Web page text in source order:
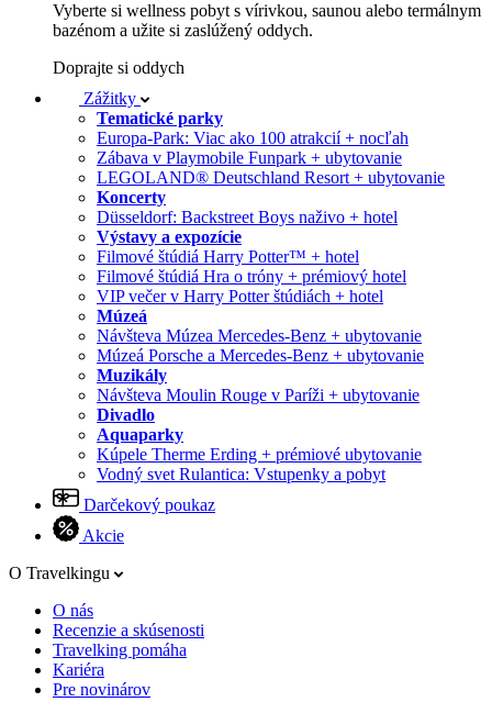
Vyberte si wellness pobyt s vírivkou, saunou alebo termálnym
bazénom a užite si zaslúžený oddych.
Doprajte si oddych
Zážitky
Tematické parky
Europa-Park: Viac ako 100 atrakcií + nocľah
Zábava v Playmobile Funpark + ubytovanie
LEGOLAND® Deutschland Resort + ubytovanie
Koncerty
Düsseldorf: Backstreet Boys naživo + hotel
Výstavy a expozície
Filmové štúdiá Harry Potter™ + hotel
Filmové štúdiá Hra o tróny + prémiový hotel
VIP večer v Harry Potter štúdiách + hotel
Múzeá
Návšteva Múzea Mercedes-Benz + ubytovanie
Múzeá Porsche a Mercedes-Benz + ubytovanie
Muzikály
Návšteva Moulin Rouge v Paríži + ubytovanie
Divadlo
Aquaparky
Kúpele Therme Erding + prémiové ubytovanie
Vodný svet Rulantica: Vstupenky a pobyt
Darčekový poukaz
Akcie
O Travelkingu
O nás
Recenzie a skúsenosti
Travelking pomáha
Kariéra
Pre novinárov